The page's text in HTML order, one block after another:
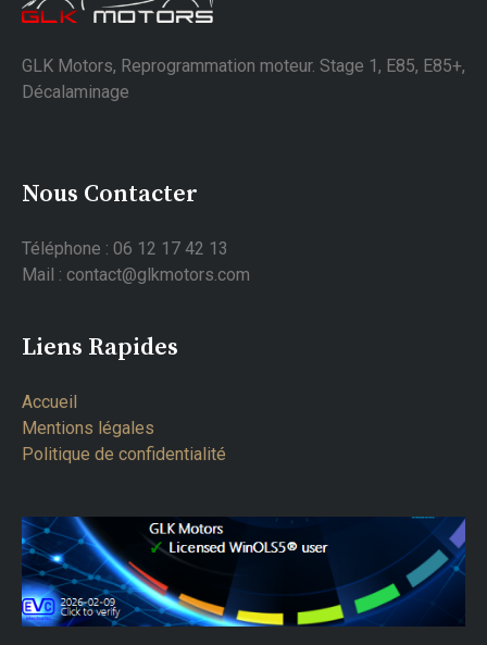
GLK Motors, Reprogrammation moteur. Stage 1, E85, E85+,
Décalaminage
Nous Contacter
Téléphone : 06 12 17 42 13
Mail : contact@glkmotors.com
Liens Rapides
Accueil
Mentions légales
Politique de confidentialité